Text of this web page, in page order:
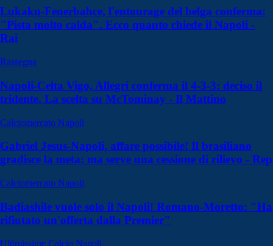
Lukaku-Fenerbahce, l'entourage del belga conferma:
"Pista molto calda". Ecco quanto chiede il Napoli -
Rai
Rassegna
Napoli-Celta Vigo, Allegri conferma il 4-3-3: deciso il
tridente. La scelta su McTominay - Il Mattino
Calciomercato Napoli
Gabriel Jesus-Napoli, affare possibile! Il brasiliano
gradisce la meta: ma serve una cessione di rilievo - Rep
Calciomercato Napoli
Badiashile vuole solo il Napoli! Romano-Moretto: "Ha
rifiutato un'offerta dalla Premier"
Ultimissime Calcio Napoli